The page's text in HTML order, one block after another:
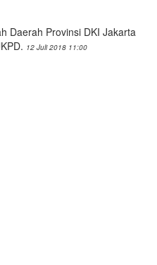
Daerah Provinsi DKI Jakarta
12 Juli 2018 11:00